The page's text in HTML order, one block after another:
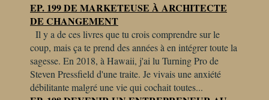
EP. 199 DE MARKETEUSE À ARCHITECTE
DE CHANGEMENT
Il y a de ces livres que tu crois comprendre sur le
coup, mais ça te prend des années à en intégrer toute la
sagesse. En 2018, à Hawaii, j'ai lu Turning Pro de
Steven Pressfield d'une traite. Je vivais une anxiété
débilitante malgré une vie qui cochait toutes...